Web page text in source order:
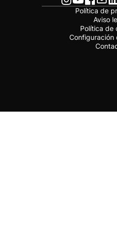
Política de
Aviso
Política de
Configuración